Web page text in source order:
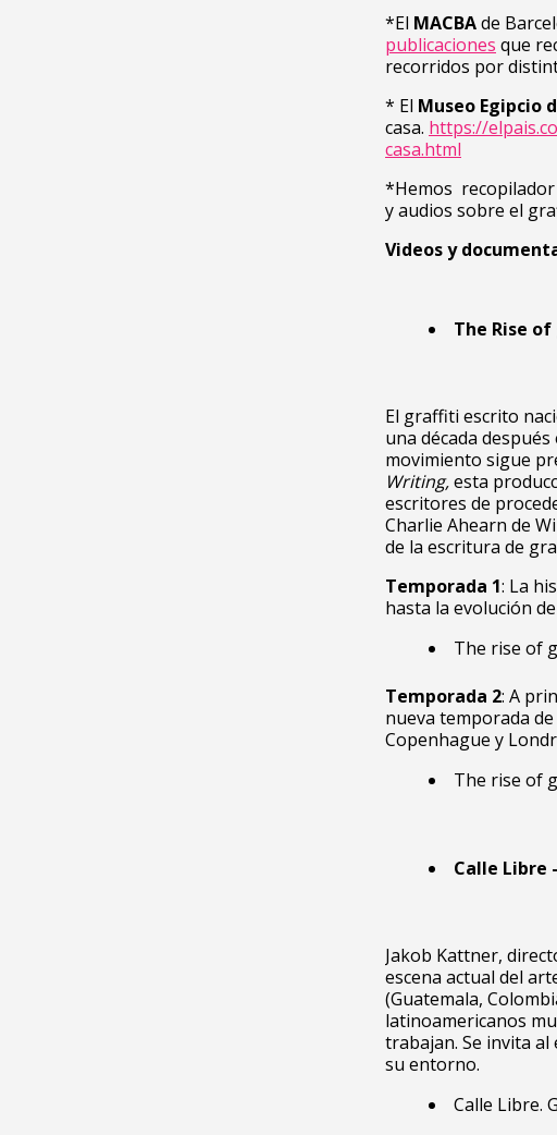
*El MACBAde
publicaciones que
recorridos por
* El Museo Egipcio
casa. https://
casa.html
*Hemos recopilador
y audios sobre el
Videos y
The Rise
El graffiti escrito
una década
movimiento sigue
Writing,esta
escritores de
Charlie Ahearn de
de la escritura de
Temporada 1: La
hasta la evolución
The rise of
Temporada 2: A
nueva temporada
Copenhague y
The rise of
Calle Libre
Jakob Kattner,
escena actual del
(Guatemala,
latinoamericanos
trabajan. Se invita
su entorno.
Calle Libre.